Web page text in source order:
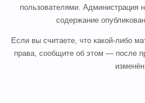
пользователями. Администрация
содержание
Если вы считаете, что какой-либо
права, сообщите об этом — после